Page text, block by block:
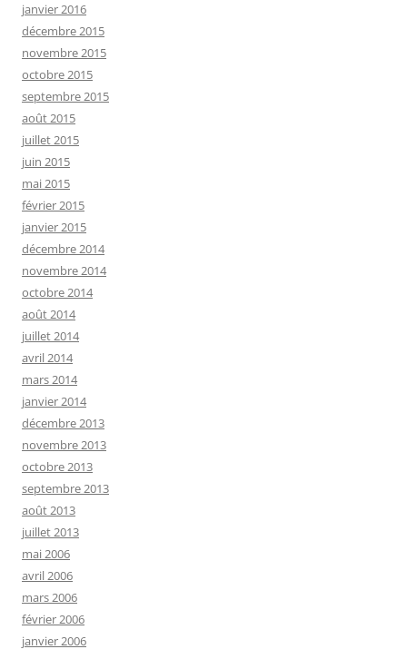
janvier 2016
décembre 2015
novembre 2015
octobre 2015
septembre 2015
août 2015
juillet 2015
juin 2015
mai 2015
février 2015
janvier 2015
décembre 2014
novembre 2014
octobre 2014
août 2014
juillet 2014
avril 2014
mars 2014
janvier 2014
décembre 2013
novembre 2013
octobre 2013
septembre 2013
août 2013
juillet 2013
mai 2006
avril 2006
mars 2006
février 2006
janvier 2006